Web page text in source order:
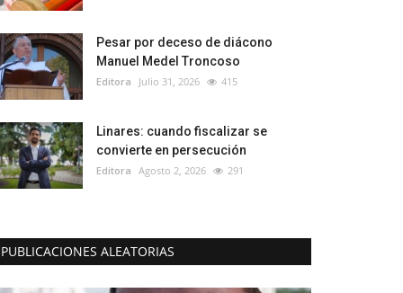
Pesar por deceso de diácono
Manuel Medel Troncoso
Editora Julio 31, 2026 415
Linares: cuando fiscalizar se
convierte en persecución
Editora Agosto 2, 2026 291
PUBLICACIONES ALEATORIAS